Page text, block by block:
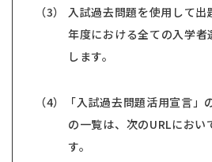
（3） 入試過去問題を使用して
年度における全ての入学者
します。
（4）「入試過去問題活用宣言」
の一覧は、次のURLにおい
す。